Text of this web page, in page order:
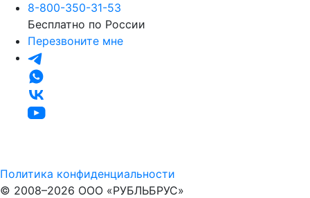
8-800-350-31-53
Бесплатно по России
Перезвоните мне
Политика конфиденциальности
© 2008–2026 ООО «РУБЛЬБРУС»